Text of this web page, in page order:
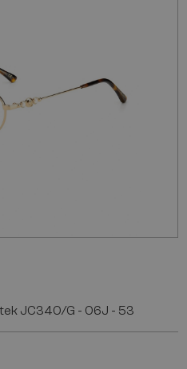
JC340/G - 06J - 53